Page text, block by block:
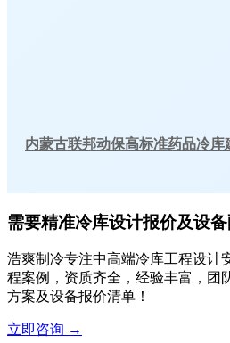
内蒙古联邦动保高标准药品冷库
需要精准冷库设计报价及设备
浩爽制冷专注中高端冷库工程设计
程案例，资质齐全，经验丰富，团
方案及设备报价清单！
立即咨询 →